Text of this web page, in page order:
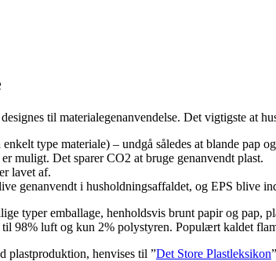
til materialegenanvendelse. Det vigtigste at
type materiale) – undgå således at blande pap
muligt. Det sparer CO2 at bruge genanvendt plast.
lavet af.
genanvendt i husholdningsaffaldet, og EPS blive
typer emballage, henholdsvis brunt papir og pap,
til 98% luft og kun 2% polystyren. Populært kaldet
plastproduktion, henvises til ”Det Store Plastleksikon